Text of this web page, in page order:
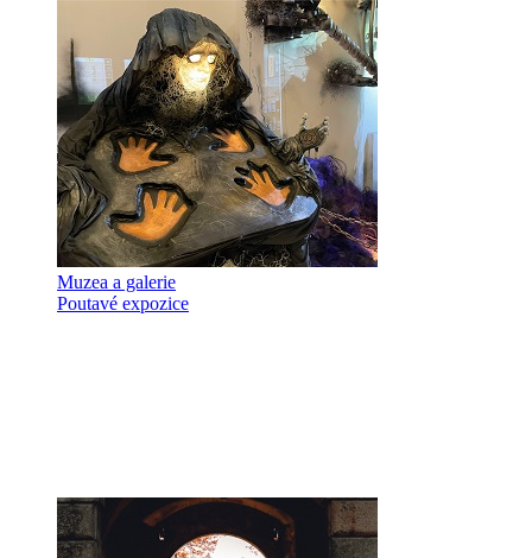
Muzea a galerie
Poutavé expozice